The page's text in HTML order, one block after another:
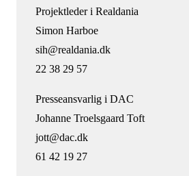
Projektleder i Realdania
Simon Harboe
sih@realdania.dk
22 38 29 57
Presseansvarlig i DAC
Johanne Troelsgaard Toft
jott@dac.dk
61 42 19 27